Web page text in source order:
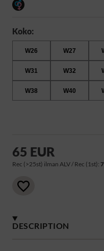
Koko:
W26 W27
W31 W32
W38 W40
65 EUR
Rec (>25st) ilman ALV / Rec (1st):
DESCRIPTION